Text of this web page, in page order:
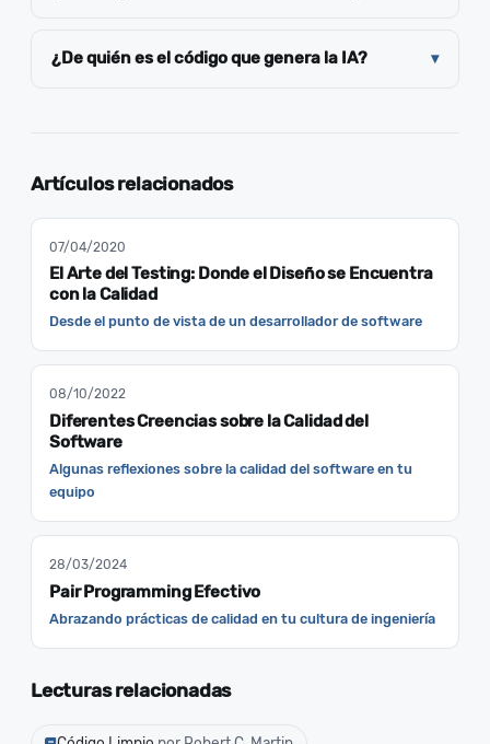
¿De quién es el código que genera la IA?
Artículos relacionados
07/04/2020
El Arte del Testing: Donde el Diseño se Encuentra
con la Calidad
Desde el punto de vista de un desarrollador de software
08/10/2022
Diferentes Creencias sobre la Calidad del
Software
Algunas reflexiones sobre la calidad del software en tu
equipo
28/03/2024
Pair Programming Efectivo
Abrazando prácticas de calidad en tu cultura de ingeniería
Lecturas relacionadas